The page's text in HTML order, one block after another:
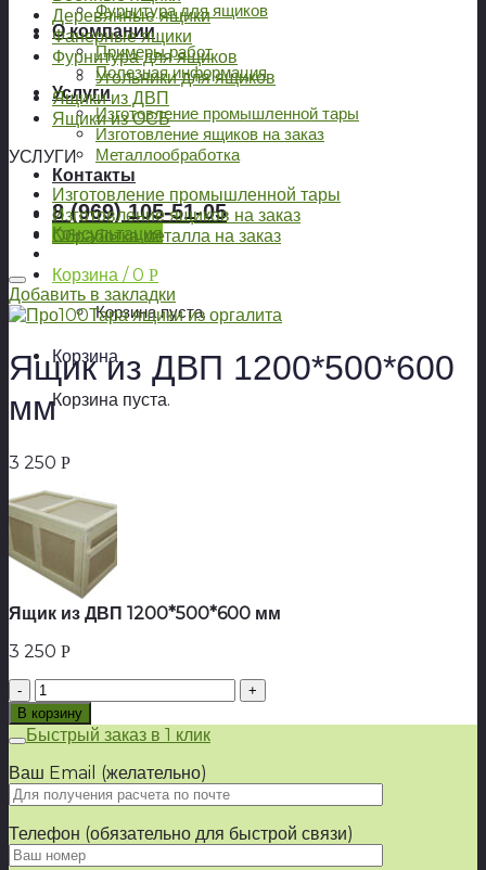
Фурнитура для ящиков
О компании
Примеры работ
Полезная информация
Услуги
Изготовление промышленной тары
Изготовление ящиков на заказ
Металлообработка
Контакты
8 (969) 105-51-05
Консультация
Корзина /0 Р
Корзина пуста.
Корзина
Корзина пуста.
Деревянные ящики
Фанерные ящики
Фурнитура для ящиков
Угольники для ящиков
Ящики из ДВП
Ящики из ОСБ
УСЛУГИ
Изготовление промышленной тары
Изготовление ящиков на заказ
Обработка металла на заказ
Добавить в закладки
Ящик из ДВП 1200*500*600
мм
3 250 Р
Ящик из ДВП 1200*500*600 мм
3 250 Р
Количество
товара
Ящик
из
ДВП
1200*500*600
мм
В корзину
Быстрый заказ в 1 клик
Ваш Email (желательно)
Телефон (обязательно для быстрой связи)